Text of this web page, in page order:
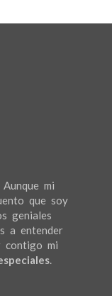
Aunque mi
que soy
geniales
a entender
contigo mi
.